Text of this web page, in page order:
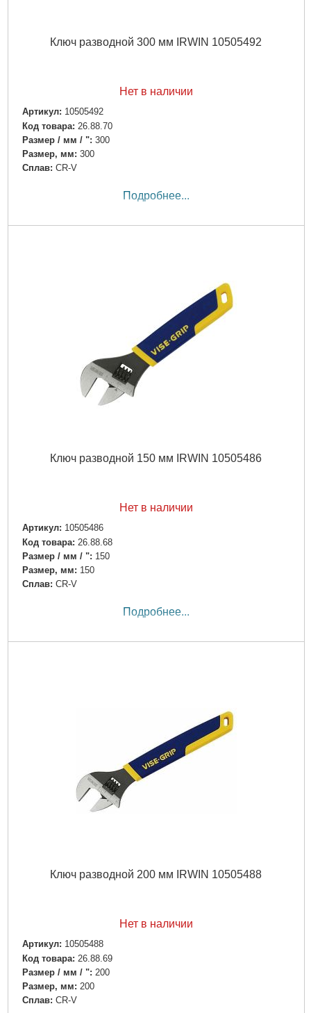
Ключ разводной 300 мм IRWIN 10505492
Нет в наличии
Артикул: 10505492
Код товара: 26.88.70
Размер / мм / ": 300
Размер, мм: 300
Сплав: CR-V
Подробнее...
Ключ разводной 150 мм IRWIN 10505486
Нет в наличии
Артикул: 10505486
Код товара: 26.88.68
Размер / мм / ": 150
Размер, мм: 150
Сплав: CR-V
Подробнее...
Ключ разводной 200 мм IRWIN 10505488
Нет в наличии
Артикул: 10505488
Код товара: 26.88.69
Размер / мм / ": 200
Размер, мм: 200
Сплав: CR-V